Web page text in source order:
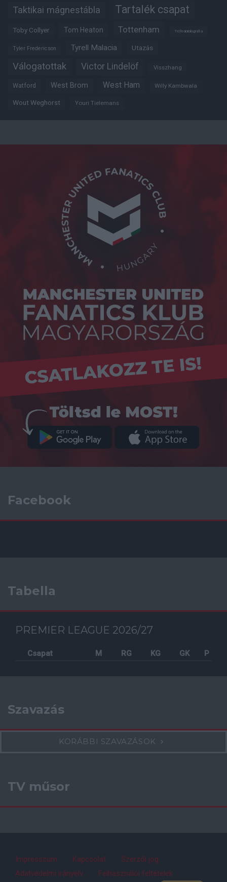
Taktikai mágnestábla Tartalék csapat
Toby Collyer Tom Heaton Tottenham Trófeabibliográfia
Tyler Fredericson Tyrell Malacia Utazás
Válogatottak Victor Lindelöf Visszhang
Watford West Brom West Ham Willy Kambwala
Wout Weghorst Youri Tielemans
Facebook
Tabella
PREMIER LEAGUE 2026/27
Csapat M RG KG GK P
Szavazás
KORÁBBI SZAVAZÁSOK
TV műsor
Impresszum Kapcsolat
Szerzői jog
Adatvédelmi irányelv
Felhasználói feltételek